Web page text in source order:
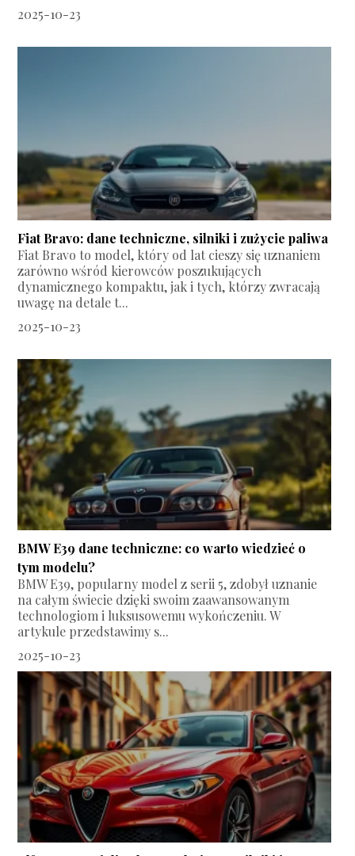
2025-10-23
Fiat Bravo: dane techniczne, silniki i zużycie paliwa
Fiat Bravo to model, który od lat cieszy się uznaniem
zarówno wśród kierowców poszukujących
dynamicznego kompaktu, jak i tych, którzy zwracają
uwagę na detale t...
2025-10-23
BMW E39 dane techniczne: co warto wiedzieć o
tym modelu?
BMW E39, popularny model z serii 5, zdobył uznanie
na całym świecie dzięki swoim zaawansowanym
technologiom i luksusowemu wykończeniu. W
artykule przedstawimy s...
2025-10-23